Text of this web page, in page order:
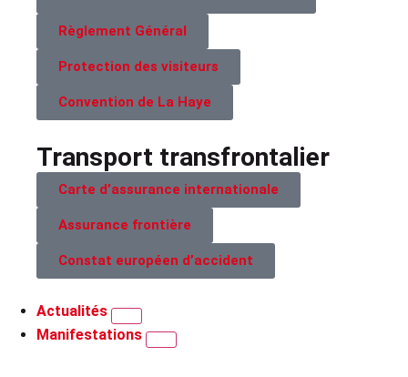
Règlement Général
Protection des visiteurs
Convention de La Haye
Transport transfrontalier
Carte d’assurance internationale
Assurance frontière
Constat européen d’accident
Actualités
Manifestations